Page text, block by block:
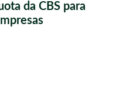
da CBS para